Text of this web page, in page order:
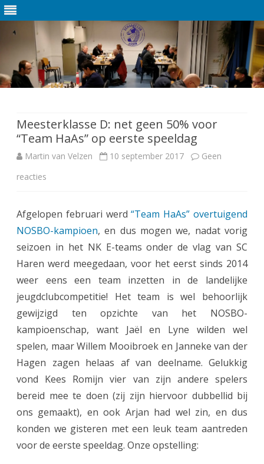
de
inhoud
Meesterklasse D: net geen 50% voor
“Team HaAs” op eerste speeldag
Martin van Velzen 10 september 2017
Geen
reacties
M
e
s
t
e
l
s
s
Afgelopen februari werd“Team HaAs” overtuigend
NOSBO-kampioen, en dus mogen we, nadat vorig
seizoen in het NK E-teams onder de vlag van SC
Haren werd meegedaan, voor het eerst sinds 2014
weer eens een team inzetten in de landelijke
jeugdclubcompetitie! Het team is wel behoorlijk
gewijzigd ten opzichte van het NOSBO-
kampioenschap, want Jaël en Lyne wilden wel
spelen, maar Willem Mooibroek en Janneke van der
Hagen zagen helaas af van deelname. Gelukkig
vond Kees Romijn vier van zijn andere spelers
bereid mee te doen (zij zijn hiervoor dubbellid bij
ons gemaakt), en ook Arjan had wel zin, en dus
konden we gisteren met een leuk team aantreden
voor de eerste speeldag. Onze opstelling: